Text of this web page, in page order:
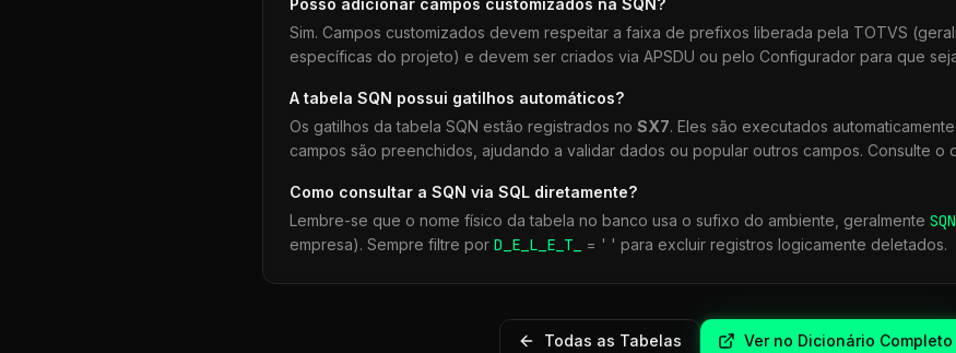
Posso adicionar campos customizados na SQN?
Sim. Campos customizados devem respeitar a faixa de prefixos liberada pela TOTVS
específicas do projeto) e devem ser criados via APSDU ou pelo Configurador para que
A tabela SQN possui gatilhos automáticos?
Os gatilhos da tabela SQN estão registrados no SX7. Eles são executados
campos são preenchidos, ajudando a validar dados ou popular outros campos. Consulte o
Como consultar a SQN via SQL diretamente?
Lembre-se que o nome físico da tabela no banco usa o sufixo do ambiente, geralmente SQN
empresa). Sempre filtre por D_E_L_E_T_ = ' ' para excluir registros logicamente deletados.
Todas as Tabelas Ver no Dicionário Completo